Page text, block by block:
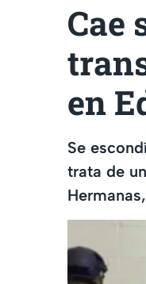
Cae
en
Se
trata de